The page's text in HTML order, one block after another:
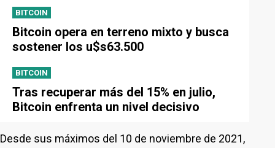
BITCOIN
Bitcoin opera en terreno mixto y busca
sostener los u$s63.500
BITCOIN
Tras recuperar más del 15% en julio,
Bitcoin enfrenta un nivel decisivo
Desde sus máximos del 10 de noviembre de 2021,